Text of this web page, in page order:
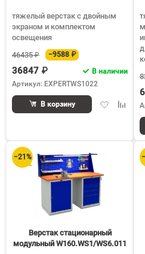
тяжелый верстак с двойным
экраном и комплектом
освещения
46435 ₽
−9588 ₽
36847 ₽
В наличии
Артикул: EXPERTWS1022
Добавить
В корзину
−21%
Верстак стационарный
модульный W160.WS1/WS6.011